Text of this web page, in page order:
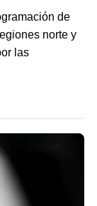
de
norte y
las